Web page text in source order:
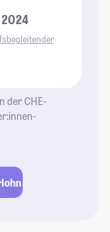
der CHE-